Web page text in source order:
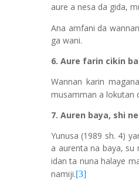
aure a nesa da gida,
Ana amfani da
ga wani.
6. Aure farin cikin
Wannan karin
musamman a lokutan
7. Auren baya, shi
Yunusa (1989 sh. 4)
a aurenta na baya,
idan ta nuna halaye
namiji.[3]